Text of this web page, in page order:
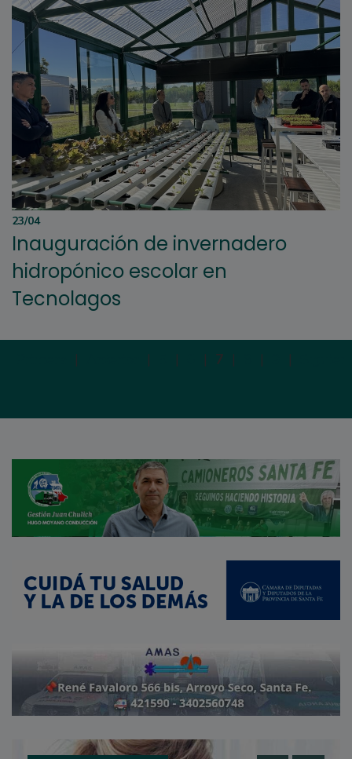
23/04
Inauguración de invernadero
hidropónico escolar en
Tecnolagos
| | | | 7 | | |